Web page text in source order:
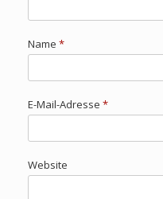
Name *
E-Mail-Adresse *
Website